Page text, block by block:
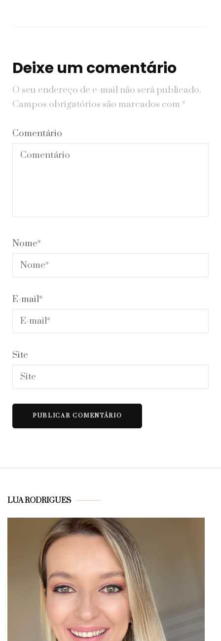
Deixe um comentário
O seu endereço de e-mail não será publicado.
Campos obrigatórios são marcados com *
Comentário
Nome*
E-mail*
Site
LUA RODRIGUES